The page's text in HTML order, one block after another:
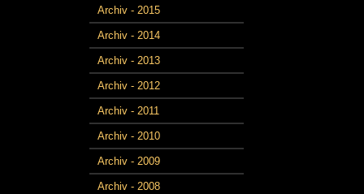
Archiv - 2015
Archiv - 2014
Archiv - 2013
Archiv - 2012
Archiv - 2011
Archiv - 2010
Archiv - 2009
Archiv - 2008